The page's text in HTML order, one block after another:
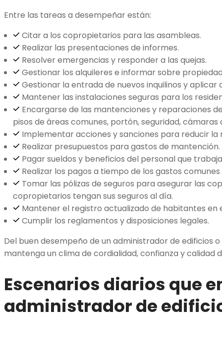
Entre las tareas a desempeñar están:
Citar a los copropietarios para las asambleas.
Realizar las presentaciones de informes.
Resolver emergencias y responder a las quejas.
Gestionar los alquileres e informar sobre
Gestionar la entrada de nuevos inquilinos y aplicar
Mantener las instalaciones seguras para los
Encargarse de las mantenciones y reparaciones
pisos de áreas comunes, portón, seguridad, cámaras
Implementar acciones y sanciones para reducir la
Realizar presupuestos para gastos de mantención.
Pagar sueldos y beneficios del personal que
Realizar los pagos a tiempo de los gastos
Tomar las pólizas de seguros para asegurar las
copropietarios tengan sus seguros al día.
Mantener el registro actualizado de habitantes en
Cumplir los reglamentos y disposiciones legales.
Del buen desempeño de un administrador de edificios
mantenga un clima de cordialidad, confianza y calidad
Escenarios diarios que
administrador de